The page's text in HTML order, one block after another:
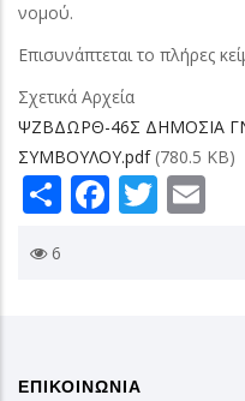
νομού.
Επισυνάπτεται το πλήρες
Σχετικά Αρχεία
ΨΖΒΔΩΡΘ-46Σ ΔΗΜΟΣΙΑ
ΣΥΜΒΟΥΛΟΥ.pdf (780.5 KB)
Share
6
ΕΠΙΚΟΙΝΩΝΙΑ